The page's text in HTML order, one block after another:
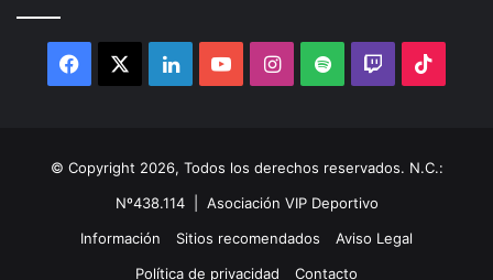
Facebook LinkedInYouTubeInstagram
Spotify Twitch
© Copyright 2026, Todos los derechos reservados. N.C.:
Nº438.114 | Asociación VIP Deportivo
Información
Sitios recomendados
Aviso Legal
Política de privacidad
Contacto